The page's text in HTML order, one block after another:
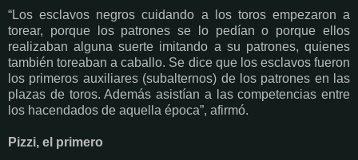
“Los esclavos negros cuidando a los toros empezaron a
torear, porque los patrones se lo pedían o porque ellos
realizaban alguna suerte imitando a su patrones, quienes
también toreaban a caballo. Se dice que los esclavos fueron
los primeros auxiliares (subalternos) de los patrones en las
plazas de toros. Además asistían a las competencias entre
los hacendados de aquella época”, afirmó.
Pizzi, el primero